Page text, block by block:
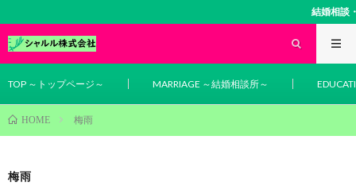
結婚相談
TOP ～トップページ～ MARRIAGE ～結婚相談所～
HOME 梅雨
梅雨